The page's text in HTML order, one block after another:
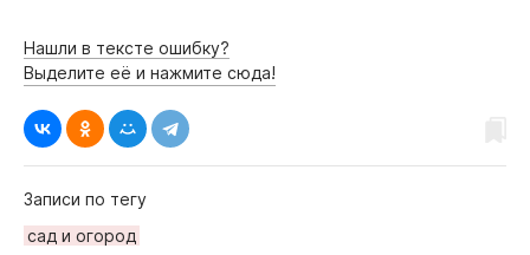
Нашли в тексте ошибку?
Выделите её и нажмите сюда!
Записи по тегу
сад и огород